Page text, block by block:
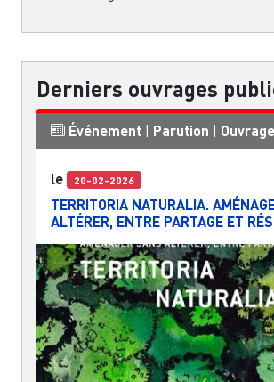
Derniers ouvrages
Événement | Parution | Ouvrage
le 20-02-2026
TERRITORIA NATURALIA.
ALTÉRER, ENTRE PARTAGE ET